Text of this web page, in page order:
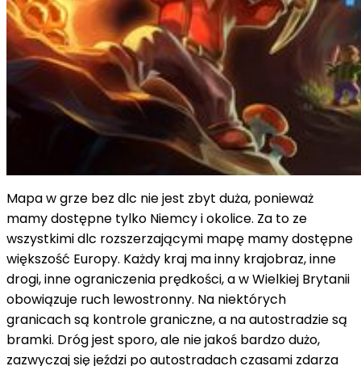
Mapa w grze bez dlc nie jest zbyt duża, ponieważ
mamy dostępne tylko Niemcy i okolice. Za to ze
wszystkimi dlc rozszerzającymi mapę mamy dostępne
większość Europy. Każdy kraj ma inny krajobraz, inne
drogi, inne ograniczenia prędkości, a w Wielkiej Brytanii
obowiązuje ruch lewostronny. Na niektórych
granicach są kontrole graniczne, a na autostradzie są
bramki. Dróg jest sporo, ale nie jakoś bardzo dużo,
zazwyczaj się jeździ po autostradach czasami zdarza